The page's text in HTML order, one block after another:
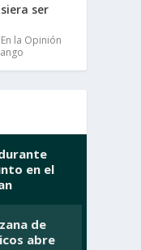
ser
En la Opinión